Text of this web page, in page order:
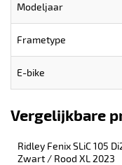
Modeljaar
Frametype
E-bike
Vergelijkbare
Ridley Fenix SLiC 105
Zwart / Rood XL 2023